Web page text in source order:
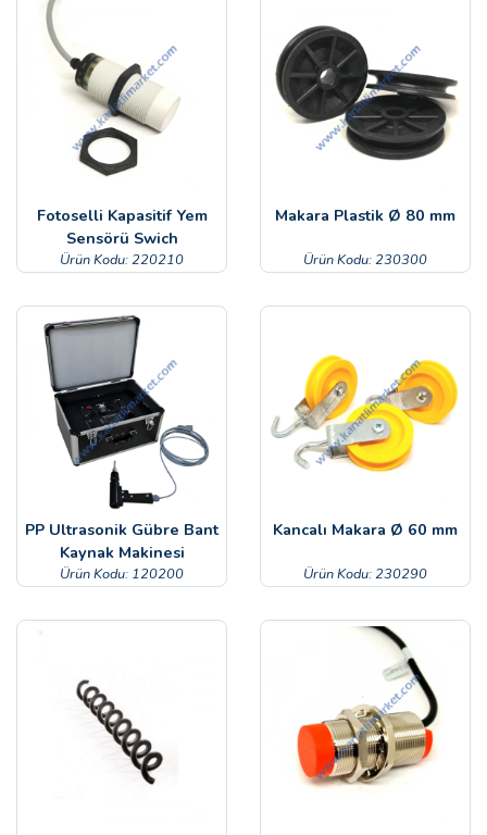
Fotoselli Kapasitif Yem
Sensörü Swich
Ürün Kodu: 220210
Makara Plastik Ø 80 mm
Ürün Kodu: 230300
PP Ultrasonik Gübre Bant
Kaynak Makinesi
Ürün Kodu: 120200
Kancalı Makara Ø 60 mm
Ürün Kodu: 230290